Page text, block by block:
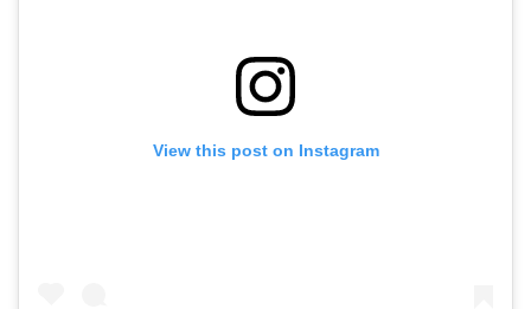
View this post on Instagram